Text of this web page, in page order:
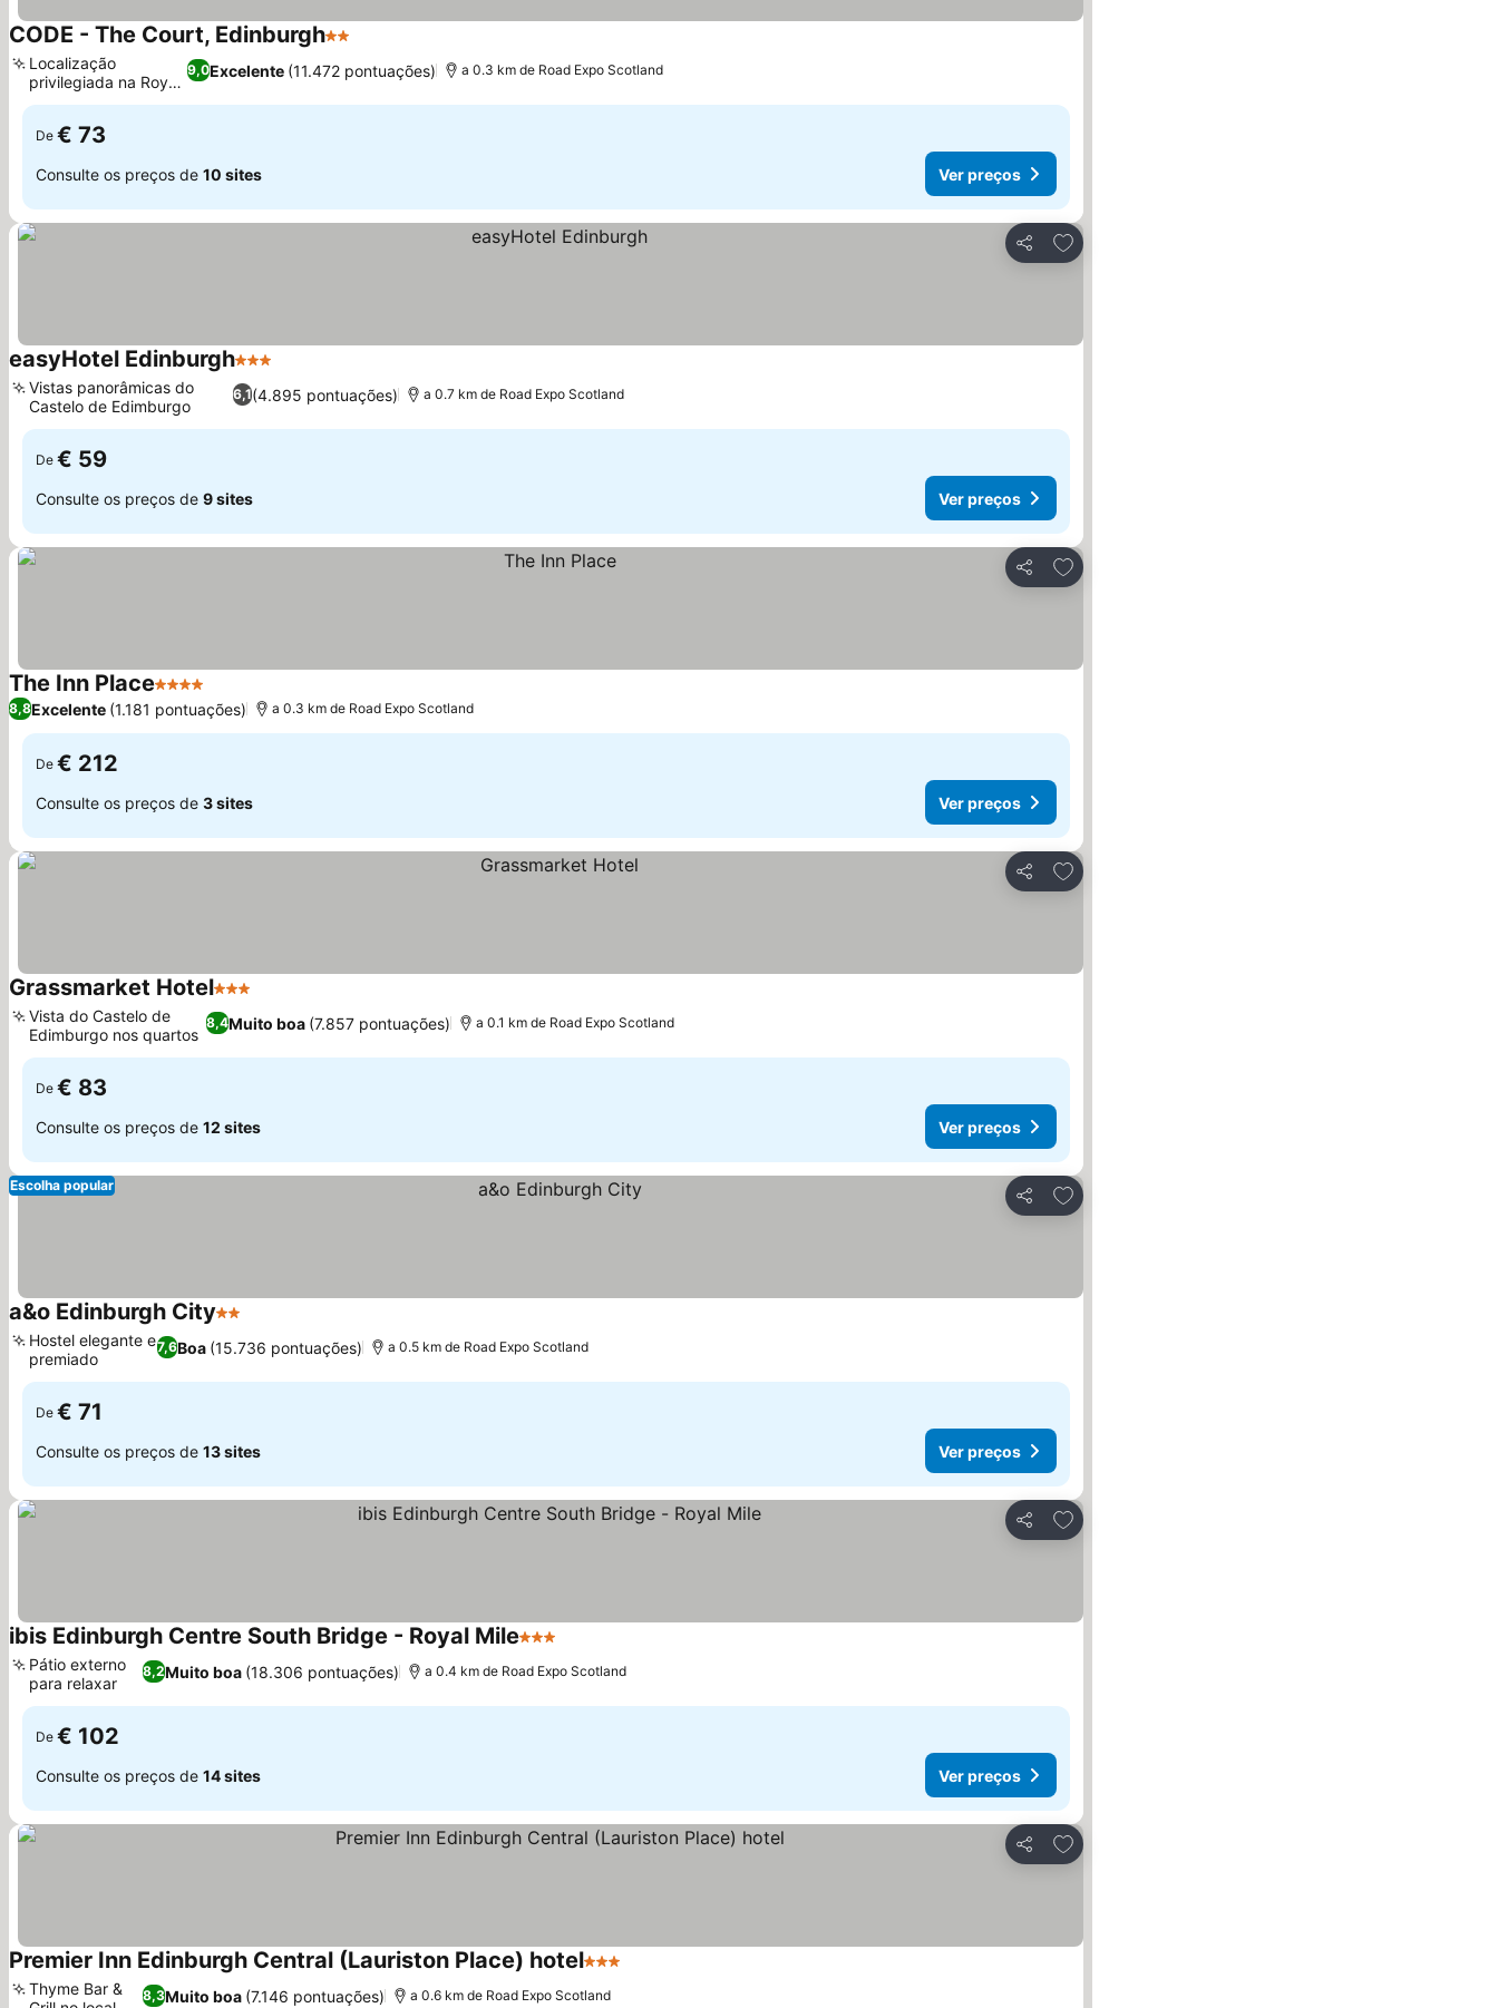
CODE - The Court, Edinburgh2 Estrelas
9,0Excelente (11.472 pontuações)
Localização
privilegiada na Royal
Mile
a 0.3 km de Road Expo Scotland
De € 73
Consulte os preços de 10 sites Ver preços
Partilhar
Adicionar aos favoritos
easyHotel Edinburgh3 Estrelas
6,1(4.895 pontuações)
Vistas panorâmicas do
Castelo de Edimburgo
a 0.7 km de Road Expo Scotland
De € 59
Consulte os preços de 9 sites Ver preços
Partilhar
Adicionar aos favoritos
The Inn Place4 Estrelas
8,8Excelente (1.181 pontuações) a 0.3 km de Road Expo Scotland
De € 212
Consulte os preços de 3 sites Ver preços
Partilhar
Adicionar aos favoritos
Grassmarket Hotel3 Estrelas
8,4Muito boa (7.857 pontuações)
Vista do Castelo de
Edimburgo nos quartos
a 0.1 km de Road Expo Scotland
De € 83
Consulte os preços de 12 sites Ver preços
Partilhar
Adicionar aos favoritos
Escolha popular
a&o Edinburgh City2 Estrelas
7,6Boa (15.736 pontuações)
Hostel elegante e
premiado
a 0.5 km de Road Expo Scotland
De € 71
Consulte os preços de 13 sites Ver preços
Partilhar
Adicionar aos favoritos
ibis Edinburgh Centre South Bridge - Royal Mile3 Estrelas
8,2Muito boa (18.306 pontuações)
Pátio externo
para relaxar
a 0.4 km de Road Expo Scotland
De € 102
Consulte os preços de 14 sites Ver preços
Partilhar
Adicionar aos favoritos
Premier Inn Edinburgh Central (Lauriston Place) hotel3 Estrelas
8,3Muito boa (7.146 pontuações)
Thyme Bar &
a 0.6 km de Road Expo Scotland